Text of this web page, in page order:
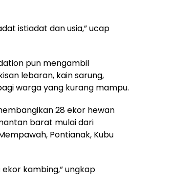
istiadat dan usia,” ucap
pun mengambil
lebaran, kain sarung,
warga yang kurang mampu.
28 ekor hewan
barat mulai dari
Pontianak, Kubu
kambing,” ungkap